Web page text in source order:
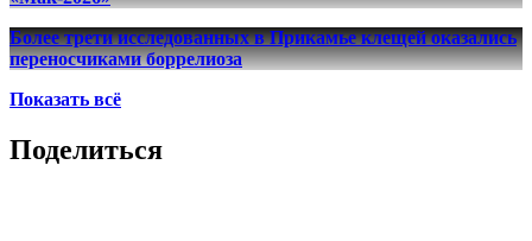
Более трети исследованных в Прикамье клещей оказались
переносчиками боррелиоза
Показать всё
Поделиться